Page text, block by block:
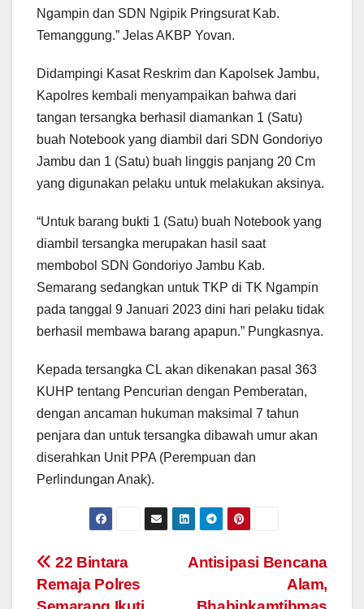
Ngampin dan SDN Ngipik Pringsurat Kab.
Temanggung.” Jelas AKBP Yovan.
Didampingi Kasat Reskrim dan Kapolsek Jambu,
Kapolres kembali menyampaikan bahwa dari
tangan tersangka berhasil diamankan 1 (Satu)
buah Notebook yang diambil dari SDN Gondoriyo
Jambu dan 1 (Satu) buah linggis panjang 20 Cm
yang digunakan pelaku untuk melakukan aksinya.
“Untuk barang bukti 1 (Satu) buah Notebook yang
diambil tersangka merupakan hasil saat
membobol SDN Gondoriyo Jambu Kab.
Semarang sedangkan untuk TKP di TK Ngampin
pada tanggal 9 Januari 2023 dini hari pelaku tidak
berhasil membawa barang apapun.” Pungkasnya.
Kepada tersangka CL akan dikenakan pasal 363
KUHP tentang Pencurian dengan Pemberatan,
dengan ancaman hukuman maksimal 7 tahun
penjara dan untuk tersangka dibawah umur akan
diserahkan Unit PPA (Perempuan dan
Perlindungan Anak).
Post
navigation
Antisipasi Bencana
Alam,
22 Bintara
Remaja Polres